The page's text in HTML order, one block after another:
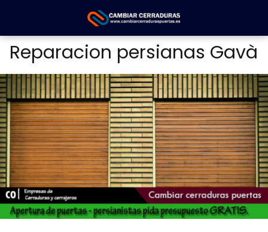
Reparacion persianas Gavà